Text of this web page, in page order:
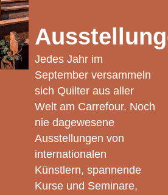
Jedes Jahr im
September versammeln
sich Quilter aus aller
Welt am Carrefour. Noch
nie dagewesene
Ausstellungen von
internationalen
Künstlern, spannende
Kurse und Seminare,